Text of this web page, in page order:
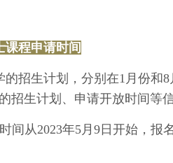
课程申请时间
招生计划，分别在1月份和
招生计划、申请开放时间等信
间从2023年5月9日开始，报